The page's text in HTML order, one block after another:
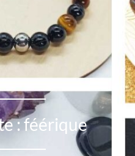
:féérique